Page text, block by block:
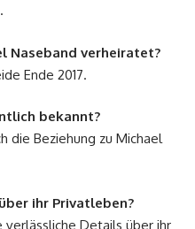
Naseband verheiratet?
Ende 2017.
bekannt?
die Beziehung zu Michael
ihr Privatleben?
Details über ihr